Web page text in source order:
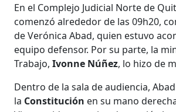
En el Complejo Judicial Norte de
comenzó alrededor de las 09h20,
de Verónica Abad, quien estuvo
equipo defensor. Por su parte, la
Trabajo,Ivonne Núñez, lo hizo de
Dentro de la sala de audiencia,
la Constitución en su mano